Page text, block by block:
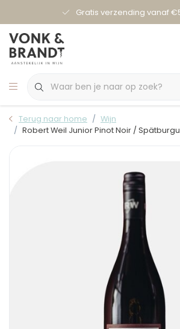
Gratis verzending vanaf
Terug naar home
Wijn
Robert Weil Junior Pinot Noir /